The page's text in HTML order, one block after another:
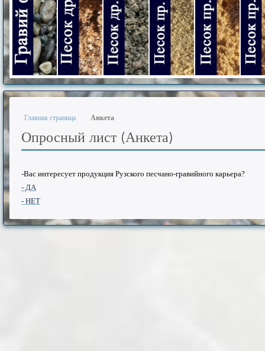
Гравий фракции 5-20 мм.
Песок из отсевов дробления фр. 0-5 мм.
Песок из отсевов дробления
Песок из отсевов
Песок
Главная страница Анкета
Опросный лист (Анкета)
-Вас интересует продукция Рузского песчано-гравийного карьера?
- ДА
- НЕТ